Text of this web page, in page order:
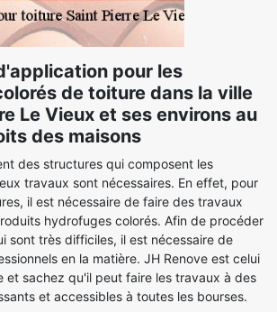
pour les
de toiture dans la ville
Le Vieux et ses environs au
des maisons
des structures qui composent les
travaux sont nécessaires. En effet, pour
il est nécessaire de faire des travaux
hydrofuges colorés. Afin de procéder
sont très difficiles, il est nécessaire de
en la matière. JH Renove est celui
et sachez qu'il peut faire les travaux à des
et accessibles à toutes les bourses.